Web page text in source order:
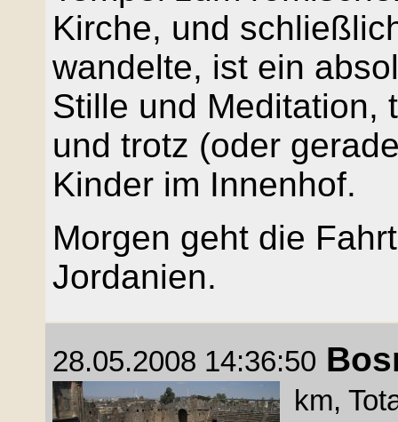
Kirche, und
wandelte, ist ein
Stille und Meditation,
und trotz (oder
Kinder im Innenhof.
Morgen geht die
Jordanien.
28.05.2008 14:36:50
km,